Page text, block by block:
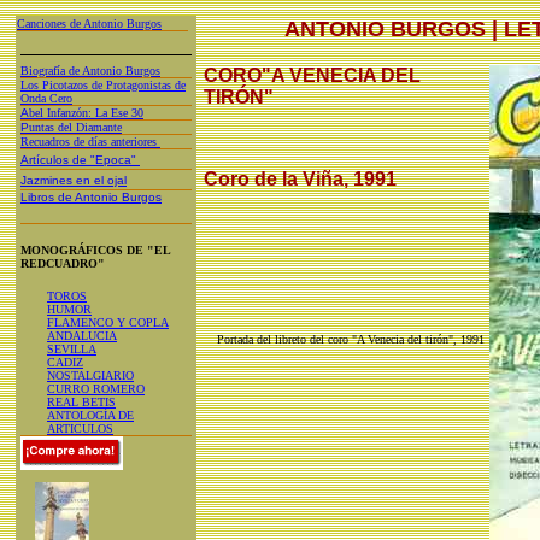
Canciones de Antonio Burgos
Biografía de Antonio Burgos
Los Picotazos de Protagonistas de
Onda Cero
Abel Infanzón: La Ese 30
Puntas del Diamante
Recuadros de días anteriores
Artículos de "Epoca"
Jazmines en el ojal
Libros de Antonio Burgos
MONOGRÁFICOS DE "EL
REDCUADRO"
TOROS
HUMOR
FLAMENCO Y COPLA
ANDALUCIA
SEVILLA
CADIZ
NOSTALGIARIO
CURRO ROMERO
REAL BETIS
ANTOLOGÍA DE
ARTICULOS
ANTONIO BURGOS |
CORO"A VENECIA DEL
TIRÓN"
Coro de la Viña, 1991
Portada del libreto del coro "A Venecia del tirón", 1991